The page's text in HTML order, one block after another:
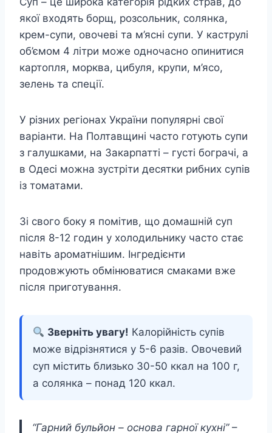
якої входять борщ, розсольник, солянка,
крем-супи, овочеві та м’ясні супи. У каструлі
об’ємом 4 літри може одночасно опинитися
картопля, морква, цибуля, крупи, м’ясо,
зелень та спеції.
У різних регіонах України популярні свої
варіанти. На Полтавщині часто готують супи
з галушками, на Закарпатті – густі бограчі, а
в Одесі можна зустріти десятки рибних супів
із томатами.
Зі свого боку я помітив, що домашній суп
після 8-12 годин у холодильнику часто стає
навіть ароматнішим. Інгредієнти
продовжують обмінюватися смаками вже
після приготування.
Зверніть увагу! Калорійність супів
може відрізнятися у 5-6 разів. Овочевий
суп містить близько 30-50 ккал на 100 г,
а солянка – понад 120 ккал.
“Гарний бульйон – основа гарної кухні”–